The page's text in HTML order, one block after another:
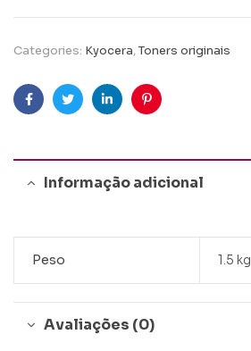
Categories: Kyocera,Toners originais
FacebookTwitterLinkedinPinterest
Informação adicional
Peso 1.5 kg
Avaliações (0)